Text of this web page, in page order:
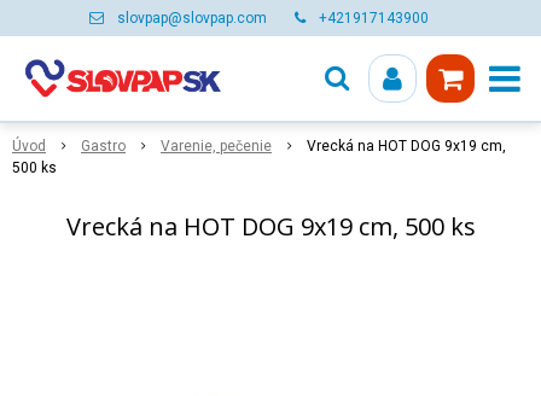
slovpap@slovpap.com +421917143900
Úvod Gastro Varenie, pečenie
Vrecká na HOT DOG 9x19 cm,
500 ks
Vrecká na HOT DOG 9x19 cm, 500 ks